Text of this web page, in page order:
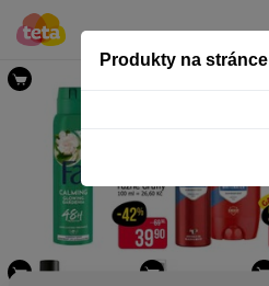
Produkty na stránce